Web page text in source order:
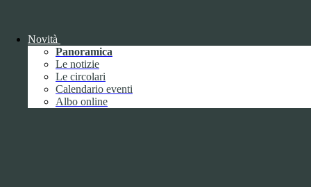
Novità
Panoramica
Le notizie
Le circolari
Calendario eventi
Albo online
Marzo
Aprile
Maggio
Giugno
1
Luglio
Agosto